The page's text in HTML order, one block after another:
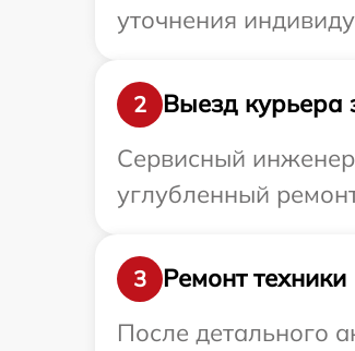
уточнения
2
Выезд курьера
Сервисный
углубленный
3
Ремонт техники
После детального